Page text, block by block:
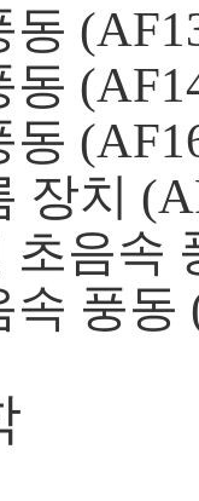
동
동
동
장치
초음속
속 풍동